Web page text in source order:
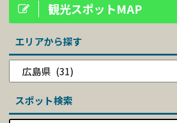
観光スポットMAP
エリアから探す
スポット検索